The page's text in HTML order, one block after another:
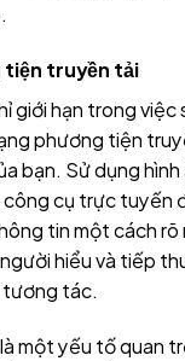
truyền tải
giới hạn trong việc
phương tiện
bạn. Sử dụng hình
cụ trực tuyến
tin một cách rõ
hiểu và tiếp
tương tác.
một yếu tố quan